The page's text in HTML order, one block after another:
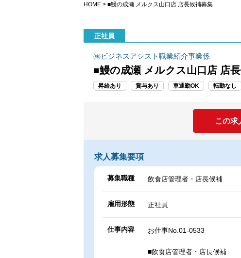
HOME > ■鰻の成瀬 メルクス山口店 店長候補募集
正社員
㈱ビジネスアシスト職業紹介事業係
■鰻の成瀬 メルクス山口店 店
昇給あり 賞与あり 車通勤OK 転勤なし
この求
求人募集要項
募集職種 飲食店管理者・店長候補
雇用形態 正社員
仕事内容 お仕事No.01-0533
■飲食店管理者・店長候補